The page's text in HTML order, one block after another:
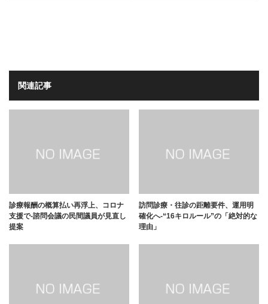
関連記事
診療報酬の概算払い再浮上、コロナ
支援で-諮問会議の民間議員が見直し
提案
訪問診療・往診の距離要件、運用明
確化へ-“16キロルール”の「絶対的な
理由」